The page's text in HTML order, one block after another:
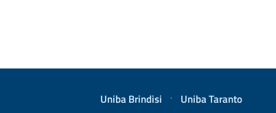
Uniba Brindisi · Uniba Taranto